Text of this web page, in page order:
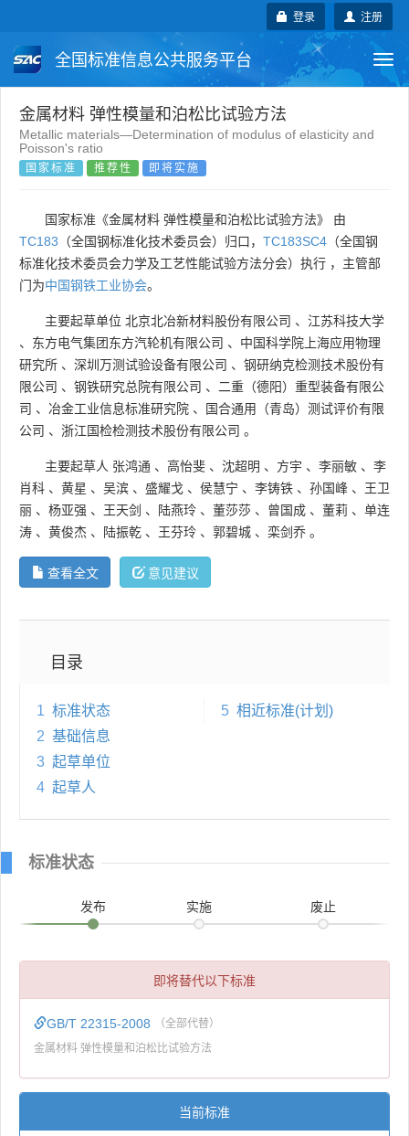
注册
登录
全国标准信息公共服务平台
国家标准 行业标准
团体标准
金属材料 弹性模量和泊松比试验方法
Metallic materials—Determination of modulus of elasticity and
Poisson's ratio
国家标准 推荐性 即将实施
国家标准《金属材料 弹性模量和泊松比试验方法》 由
TC183 （全国钢标准化技术委员会）归口， TC183SC4 （全国钢
标准化技术委员会力学及工艺性能试验方法分会）执行 ，主管部
门为中国钢铁工业协会。
主要起草单位 北京北冶新材料股份有限公司 、 江苏科技大学
、 东方电气集团东方汽轮机有限公司 、 中国科学院上海应用物理
研究所 、 深圳万测试验设备有限公司 、 钢研纳克检测技术股份有
限公司 、 钢铁研究总院有限公司 、
二重（德阳）重型装备有限公
司 、 冶金工业信息标准研究院 、
国合通用（青岛）测试评价有限
公司 、 浙江国检检测技术股份有限公司 。
主要起草人 张鸿通 、 高怡斐 、 沈超明 、 方宇 、 李丽敏 、 李
肖科 、 黄星 、 吴滨 、 盛耀戈 、 侯慧宁 、 李铸铁 、 孙国峰 、 王卫
丽 、 杨亚强 、 王天剑 、 陆燕玲 、 董莎莎 、 曾国成 、 董莉 、 单连
涛 、 黄俊杰 、 陆振乾 、 王芬玲 、 郭碧城 、 栾剑乔 。
查看全文 意见建议
目录
1 标准状态
2 基础信息
3 起草单位
4 起草人
5 相近标准(计划)
标准状态
发布 实施 废止
即将替代以下标准
GB/T 22315-2008 （全部代替）
金属材料 弹性模量和泊松比试验方法
当前标准